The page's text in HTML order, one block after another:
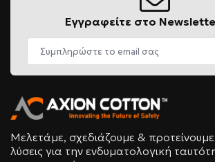
Εγγραφείτε στο
Μελετάμε, σχεδιάζουμε &
λύσεις για την ενδυματολογική